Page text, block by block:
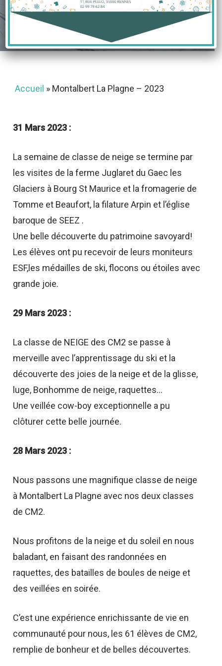
Accueil » Montalbert La Plagne – 2023
31 Mars 2023 :
La semaine de classe de neige se termine par
les visites de la ferme Juglaret du Gaec les
Glaciers à Bourg St Maurice et la fromagerie de
Tomme et Beaufort, la filature Arpin et l’église
baroque de SEEZ .
Une belle découverte du patrimoine savoyard!
Les élèves ont pu recevoir de leurs moniteurs
ESF,les médailles de ski, flocons ou étoiles avec
grande joie.
29 Mars 2023 :
La classe de NEIGE des CM2 se passe à
merveille avec l’apprentissage du ski et la
découverte des joies de la neige et de la glisse,
luge, Bonhomme de neige, raquettes…
Une veillée cow-boy exceptionnelle a pu
clôturer cette belle journée.
28 Mars 2023 :
Nous passons une magnifique classe de neige
à Montalbert La Plagne avec nos deux classes
de CM2.
Nous profitons de la neige et du soleil en nous
baladant, en faisant des randonnées en
raquettes, des batailles de boules de neige et
des veillées en soirée.
C’est une expérience enrichissante de vie en
communauté pour nous, les 61 élèves de CM2,
remplie de bonheur et de belles découvertes.